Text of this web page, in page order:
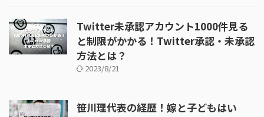
Twitter未承認アカウント1000件見る
と制限がかかる！Twitter承認・未承認
方法とは？
2023/8/21
笹川理代表の経歴！嫁と子どもはい